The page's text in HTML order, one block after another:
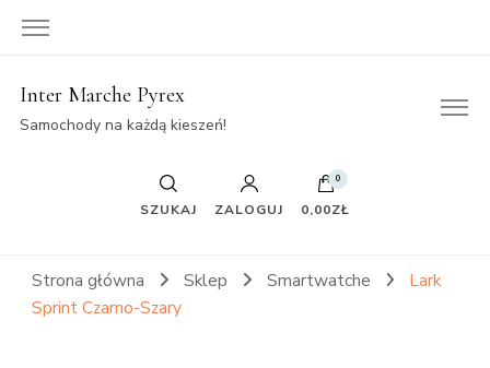
Inter Marche Pyrex
Samochody na każdą kieszeń!
SZUKAJ ZALOGUJ
0
0,00ZŁ
Strona główna Sklep Smartwatche
Lark
Sprint Czarno-Szary